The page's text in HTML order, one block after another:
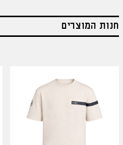
חנות המוצרים